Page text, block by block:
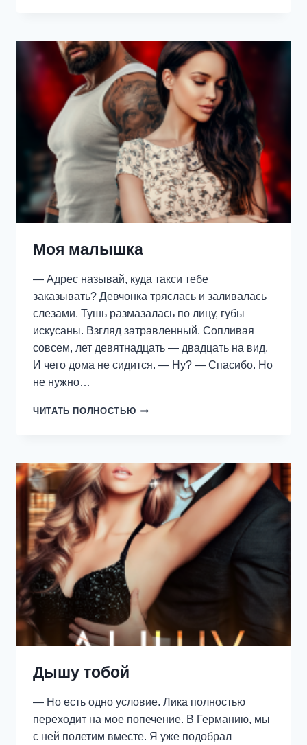
Моя малышка
— Адрес называй, куда такси тебе
заказывать? Девчонка тряслась и заливалась
слезами. Тушь размазалась по лицу, губы
искусаны. Взгляд затравленный. Сопливая
совсем, лет девятнадцать — двадцать на вид.
И чего дома не сидится. — Ну? — Спасибо. Но
не нужно…
ЧИТАТЬ ПОЛНОСТЬЮ МОЯ
Дышу тобой
— Но есть одно условие. Лика полностью
переходит на мое попечение. В Германию, мы
с ней полетим вместе. Я уже подобрал